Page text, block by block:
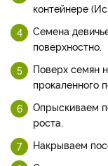
контейнере
Семена
поверхностно.
Поверх семян
прокаленного
Опрыскиваем
роста.
Накрываем